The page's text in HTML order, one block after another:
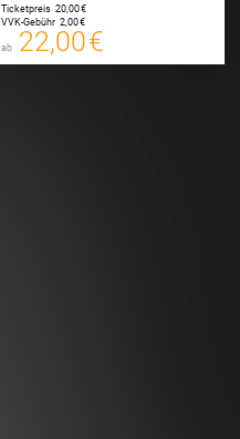
Ticketpreis 20,00 €
VVK-Gebühr 2,00 €
ab 22,00 €
00